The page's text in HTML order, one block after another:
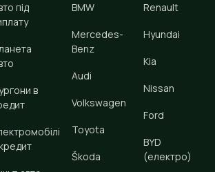
під
в
BMW
Mercedes-
Benz
Audi
Volkswagen
Toyota
Škoda
Renault
Hyundai
Kia
Nissan
Ford
BYD
(електро)